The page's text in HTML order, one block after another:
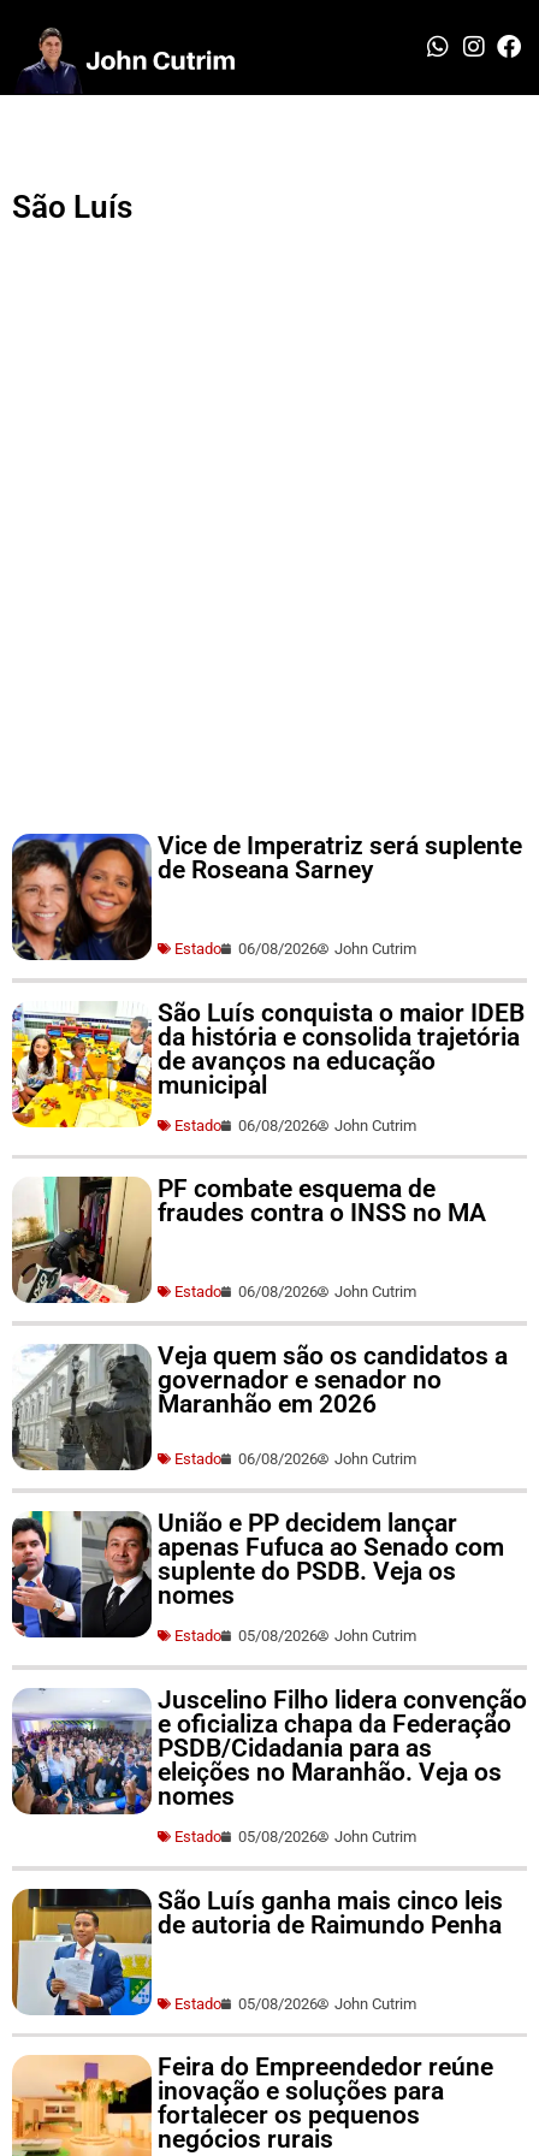
São Luís
Vice de Imperatriz será suplente
de Roseana Sarney
Estado 06/08/2026 John Cutrim
São Luís conquista o maior IDEB
da história e consolida trajetória
de avanços na educação
municipal
Estado 06/08/2026 John Cutrim
PF combate esquema de
fraudes contra o INSS no MA
Estado 06/08/2026 John Cutrim
Veja quem são os candidatos a
governador e senador no
Maranhão em 2026
Estado 06/08/2026 John Cutrim
União e PP decidem lançar
apenas Fufuca ao Senado com
suplente do PSDB. Veja os
nomes
Estado 05/08/2026 John Cutrim
Juscelino Filho lidera convenção
e oficializa chapa da Federação
PSDB/Cidadania para as
eleições no Maranhão. Veja os
nomes
Estado 05/08/2026 John Cutrim
São Luís ganha mais cinco leis
de autoria de Raimundo Penha
Estado 05/08/2026 John Cutrim
Feira do Empreendedor reúne
inovação e soluções para
fortalecer os pequenos
negócios rurais